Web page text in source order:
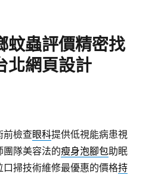
蚊蟲評價精密找
北網頁設計
前檢查眼科提供低視能病患視
團隊美容法的瘦身泡腳包助眠
掃技術維修最優惠的價格持